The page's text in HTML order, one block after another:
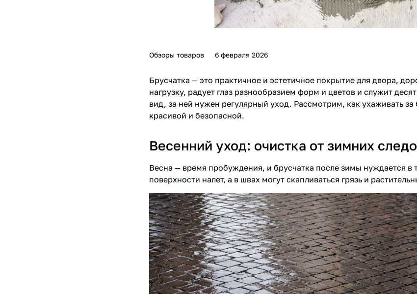
Обзоры товаров 6 февраля 2026
Брусчатка — это практичное и эстетичное покрытие для двора,
нагрузку, радует глаз разнообразием форм и цветов и служит
вид, за ней нужен регулярный уход. Рассмотрим, как ухаживать
красивой и безопасной.
Весенний уход: очистка от зимних
Весна — время пробуждения, и брусчатка после зимы нуждается в
поверхности налет, а в швах могут скапливаться грязь и